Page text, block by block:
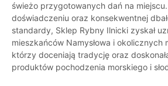
świeżo przygotowanych dań na
doświadczeniu oraz konsekwentnej
standardy, Sklep Rybny Ilnicki zyskał
mieszkańców Namysłowa i okolicznych
którzy doceniają tradycję oraz
produktów pochodzenia morskiego i